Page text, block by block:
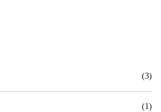
(3)
(1)